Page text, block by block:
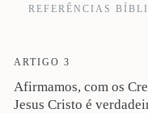
REFERÊNCIAS
6:54; 10:28; Rm 5:21; 6:23;
ARTIGO 3
Afirmamos, com os
Jesus Cristo é